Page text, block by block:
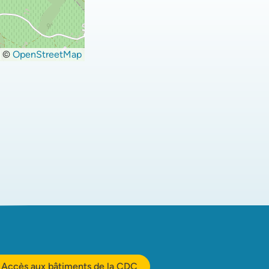
© OpenStreetMap
Accès aux bâtiments de la CDC